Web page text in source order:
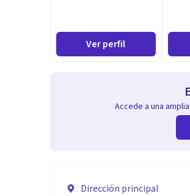
Ver perfil
Accede a una
Dirección principal